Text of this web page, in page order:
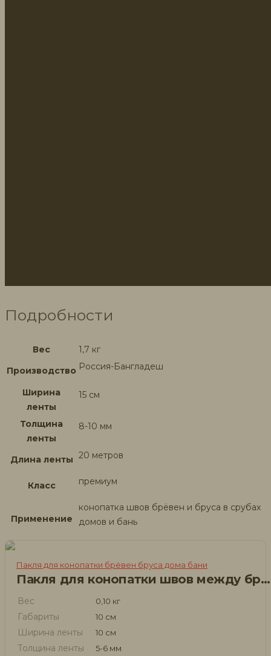
Подробности
Вес
1,7 кг
Производство Россия-Бангладеш
Ширина
ленты
15 см
Толщина
ленты
8-10 мм
Длина ленты 20 метров
Класс премиум
Применение
конопатка швов брёвен и бруса в срубах
домов и бань
Пакля для конопатки брёвен бруса дома бани
Пакля для конопатки швов между брёвнами 0.10х20 м.
Вес 0,10 кг
Габариты 10 см
Ширина ленты 10 см
Толщина ленты 5-6 мм